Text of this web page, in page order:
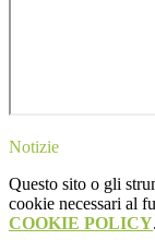
Notizie
Questo sito o gli
cookie necessari al
COOKIE POLICY.